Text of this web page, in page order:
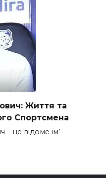
Життя та
Спортсмена
– це відоме ім’